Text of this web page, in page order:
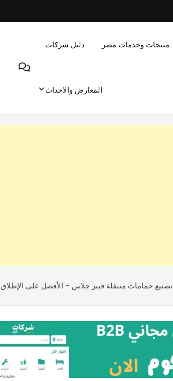
منتجات وخدمات مصر دليل شركات
المعارض والاحداث
تصنيع حمامات متنقلة فيبر جلاس – الأفضل على الإطلاق